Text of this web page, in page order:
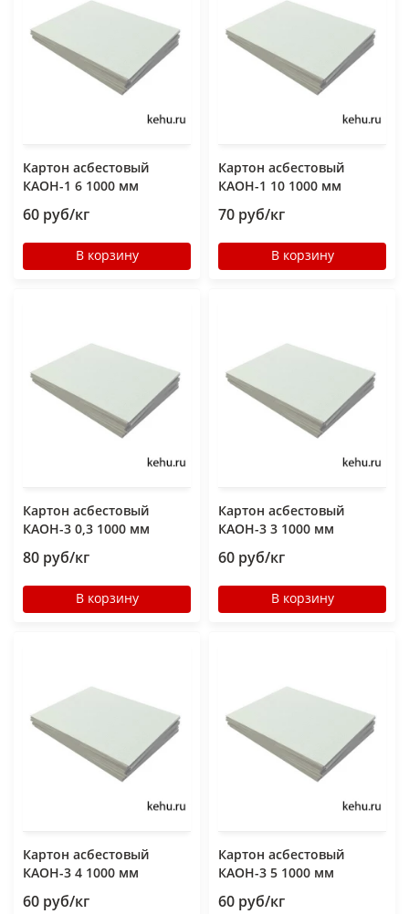
Картон асбестовый
КАОН-1 6 1000 мм
60 руб/кг
В корзину
Картон асбестовый
КАОН-1 10 1000 мм
70 руб/кг
В корзину
Картон асбестовый
КАОН-3 0,3 1000 мм
80 руб/кг
В корзину
Картон асбестовый
КАОН-3 3 1000 мм
60 руб/кг
В корзину
Картон асбестовый
КАОН-3 4 1000 мм
60 руб/кг
Картон асбестовый
КАОН-3 5 1000 мм
60 руб/кг